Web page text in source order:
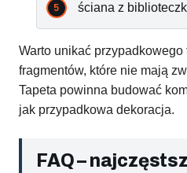
ściana z
Warto unikać przypadkowego
fragmentów, które nie mają
Tapeta powinna budować
jak przypadkowa dekoracja.
FAQ –